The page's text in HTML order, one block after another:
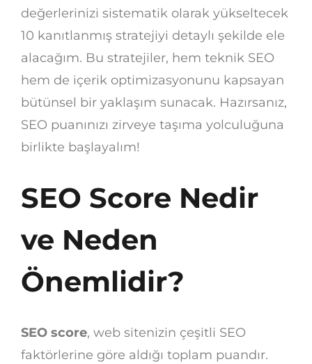
değerlerinizi sistematik olarak yükseltecek
10 kanıtlanmış stratejiyi detaylı şekilde ele
alacağım. Bu stratejiler, hem teknik SEO
hem de içerik optimizasyonunu kapsayan
bütünsel bir yaklaşım sunacak. Hazırsanız,
SEO puanınızı zirveye taşıma yolculuğuna
birlikte başlayalım!
SEO Score Nedir
ve Neden
Önemlidir?
SEO score, web sitenizin çeşitli SEO
faktörlerine göre aldığı toplam puandır.